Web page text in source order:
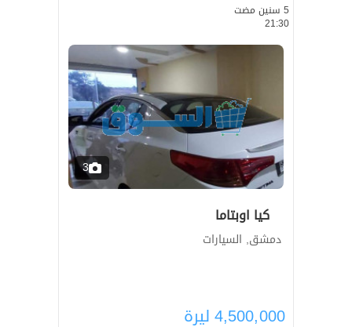
5 سنين مضت
21:30
3
كيا اوبتاما
دمشق, السيارات
4,500,000ليرة